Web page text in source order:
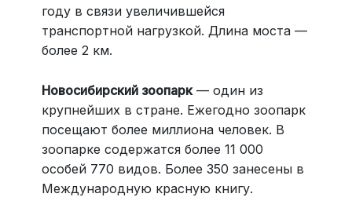
году в связи увеличившейся
транспортной нагрузкой. Длина моста —
более 2 км.
Новосибирский зоопарк— один из
крупнейших в стране. Ежегодно зоопарк
посещают более миллиона человек. В
зоопарке содержатся более 11 000
особей 770 видов. Более 350 занесены в
Международную красную книгу.